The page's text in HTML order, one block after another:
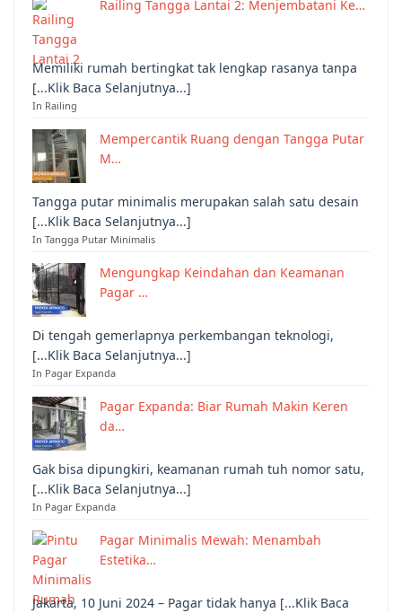
Railing Tangga Lantai 2: Menjembatani Ke…
Memiliki rumah bertingkat tak lengkap rasanya tanpa
[...Klik Baca Selanjutnya...]
In Railing
Mempercantik Ruang dengan Tangga Putar
M…
Tangga putar minimalis merupakan salah satu desain
[...Klik Baca Selanjutnya...]
In Tangga Putar Minimalis
Mengungkap Keindahan dan Keamanan
Pagar …
Di tengah gemerlapnya perkembangan teknologi,
[...Klik Baca Selanjutnya...]
In Pagar Expanda
Pagar Expanda: Biar Rumah Makin Keren
da…
Gak bisa dipungkiri, keamanan rumah tuh nomor satu,
[...Klik Baca Selanjutnya...]
In Pagar Expanda
Pagar Minimalis Mewah: Menambah
Estetika…
Jakarta, 10 Juni 2024 – Pagar tidak hanya [...Klik Baca